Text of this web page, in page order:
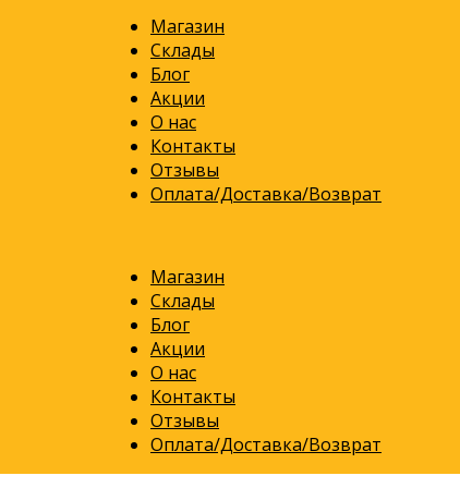
Магазин
Склады
Блог
Акции
О нас
Контакты
Отзывы
Оплата/Доставка/Возврат
Магазин
Склады
Блог
Акции
О нас
Контакты
Отзывы
Оплата/Доставка/Возврат